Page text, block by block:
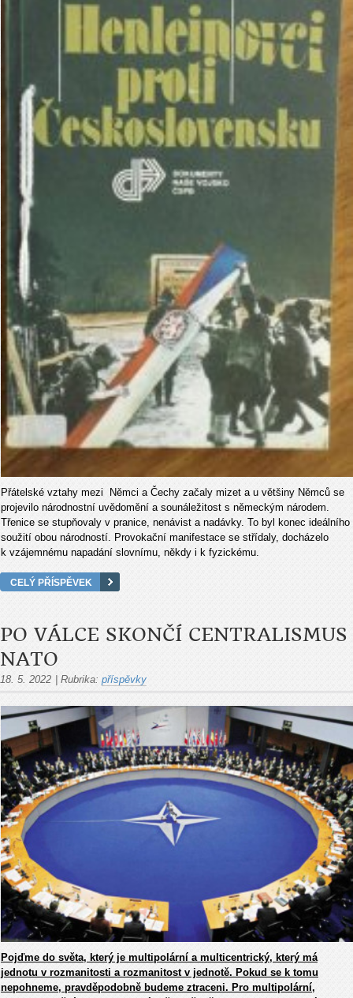
Přátelské vztahy mezi Němci a Čechy začaly mizet a u většiny Němců se
projevilo národnostní uvědomění a sounáležitost s německým národem.
Třenice se stupňovaly v pranice, nenávist a nadávky. To byl konec ideálního
soužití obou národností. Provokační manifestace se střídaly, docházelo
k vzájemnému napadání slovnímu, někdy i k fyzickému.
CELÝ PŘÍSPĚVEK
PO VÁLCE SKONČÍ CENTRALISMUS
NATO
18. 5. 2022 Rubrika: příspěvky
Pojďme do světa, který je multipolární a multicentrický, který má
jednotu v rozmanitosti a rozmanitost v jednotě. Pokud se k tomu
nepohneme, pravděpodobně budeme ztraceni. Pro multipolární,